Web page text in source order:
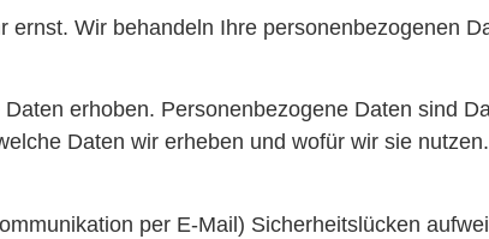
Wir behandeln Ihre personenbezogenen
erhoben. Personenbezogene Daten sind
Daten wir erheben und wofür wir sie
per E-Mail) Sicherheitslücken